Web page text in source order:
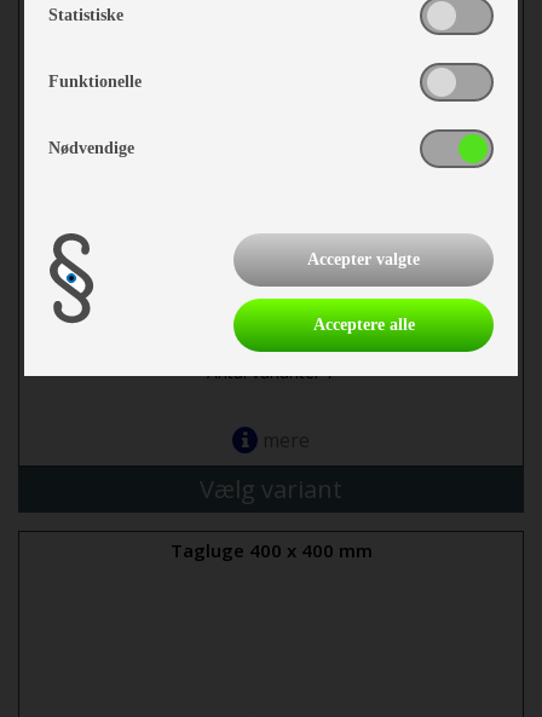
fra 629,-
Antal varianter 7
mere
Vælg variant
Tagluge 400 x 400 mm
Statistiske
Funktionelle
Nødvendige
Accepter valgte
Acceptere alle